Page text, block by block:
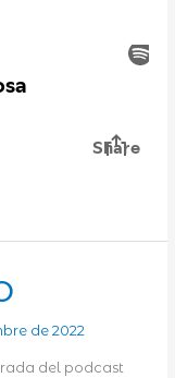
de 2022
del podcast